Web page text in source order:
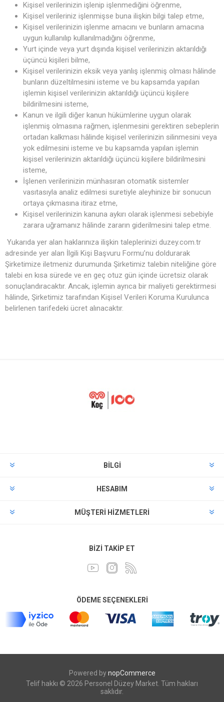
Kişisel verilerinizin işlenip işlenmediğini öğrenme,
Kişisel verileriniz işlenmişse buna ilişkin bilgi talep etme,
Kişisel verilerinizin işlenme amacını ve bunların amacına
uygun kullanılıp kullanılmadığını öğrenme,
Yurt içinde veya yurt dışında kişisel verilerinizin aktarıldığı
üçüncü kişileri bilme,
Kişisel verilerinizin eksik veya yanlış işlenmiş olması hâlinde
bunların düzeltilmesini isteme ve bu kapsamda yapılan
işlemin kişisel verilerinizin aktarıldığı üçüncü kişilere
bildirilmesini isteme,
Kanun ve ilgili diğer kanun hükümlerine uygun olarak
işlenmiş olmasına rağmen, işlenmesini gerektiren sebeplerin
ortadan kalkması hâlinde kişisel verilerinizin silinmesini veya
yok edilmesini isteme ve bu kapsamda yapılan işlemin
kişisel verilerinizin aktarıldığı üçüncü kişilere bildirilmesini
isteme,
İşlenen verilerinizin münhasıran otomatik sistemler
vasıtasıyla analiz edilmesi suretiyle aleyhinize bir sonucun
ortaya çıkmasına itiraz etme,
Kişisel verilerinizin kanuna aykırı olarak işlenmesi sebebiyle
zarara uğramanız hâlinde zararın giderilmesini talep etme.
Yukarıda yer alan haklarınıza ilişkin taleplerinizi duzey.com.tr
adresinde yer alan İlgili Kişi Başvuru Formu’nu doldurarak
Şirketimize iletmeniz durumunda Şirketimiz talebin niteliğine göre
talebi en kısa sürede ve en geç otuz gün içinde ücretsiz olarak
sonuçlandıracaktır. Ancak, işlemin ayrıca bir maliyeti gerektirmesi
hâlinde, Şirketimiz tarafından Kişisel Verileri Koruma Kurulunca
belirlenen tarifedeki ücret alınacaktır.
BILGI
HESABIM
MÜŞTERI HIZMETLERI
BIZI TAKIP ET
ÖDEME SEÇENEKLERI
Powered bynopCommerce
Telif hakkı © 2026 Personel Düzey Market. Tüm hakları
saklıdır.